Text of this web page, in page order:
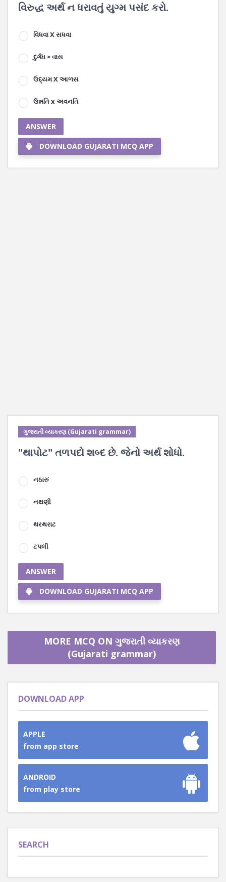
વિરુદ્ધ અર્થ ન ધરાવતું યુગ્મ પસંદ કરો.
વિધવા X સધવા
દુર્ગંધ × વાસ
ઉદ્યમ X આળસ
ઉન્નતિ x અવનતિ
ANSWER
DOWNLOAD GUJARATI MCQ APP
ગુજરાતી વ્યાકરણ (Gujarati grammar)
"થાપોટ" તળપદો શબ્દ છે. જેનો અર્થ શોધો.
નઠારું
નથણી
થરથરાટ
ટપલી
ANSWER
DOWNLOAD GUJARATI MCQ APP
MORE MCQ ON ગુજરાતી વ્યાકરણ
(Gujarati grammar)
DOWNLOAD APP
APPLE
from app store
ANDROID
from play store
SEARCH